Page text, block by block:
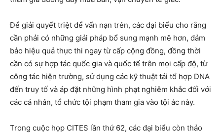
Để giải quyết triệt để vấn nạn trên, các đại biểu cho rằng
cần phải có những giải pháp bổ sung mạnh mẽ hơn, đảm
bảo hiệu quả thực thi ngay từ cấp cộng đồng, đồng thời
cần có sự hợp tác quốc gia và quốc tế trên mọi cấp độ, từ
công tác hiện trường, sử dụng các kỹ thuật tái tổ hợp DNA
đến truy tố và áp đặt những hình phạt nghiêm khắc đối với
các cá nhân, tổ chức tội phạm tham gia vào tội ác này.
Trong cuộc họp CITES lần thứ 62, các đại biểu còn thảo